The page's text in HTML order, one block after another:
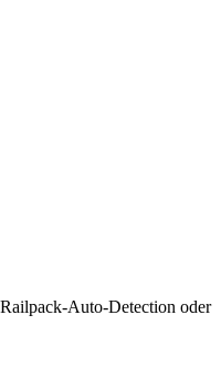
Auto-Detection oder